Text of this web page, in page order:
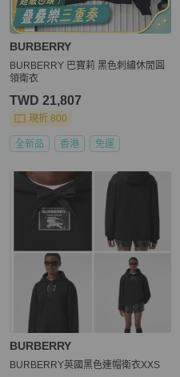
BURBERRY
BURBERRY 巴寶莉 黑色刺繡休閒圓
領衛衣
TWD 21,807
現折 800
全新品 香港 免運
BURBERRY
BURBERRY英國黑色連帽衛衣XXS